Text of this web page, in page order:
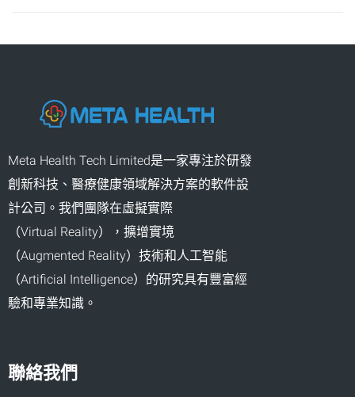
Meta Health Tech Limited是一家專注於研發
創新科技、醫療健康領域解決方案的軟件設
計公司。我們團隊在虛擬實際
（Virtual Reality），擴增實境
（Augmented Reality）技術和人工智能
（Artificial Intelligence）的研究具有豐富經
驗和專業知識。
聯絡我們